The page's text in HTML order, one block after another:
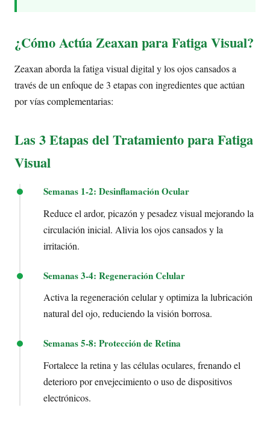
¿Cómo Actúa Zeaxan para Fatiga Visual?
Zeaxan aborda la fatiga visual digital y los ojos cansados a
través de un enfoque de 3 etapas con ingredientes que actúan
por vías complementarias:
Las 3 Etapas del Tratamiento para Fatiga
Visual
Semanas 1-2: Desinflamación Ocular
Reduce el ardor, picazón y pesadez visual mejorando la
circulación inicial. Alivia los ojos cansados y la
irritación.
Semanas 3-4: Regeneración Celular
Activa la regeneración celular y optimiza la lubricación
natural del ojo, reduciendo la visión borrosa.
Semanas 5-8: Protección de Retina
Fortalece la retina y las células oculares, frenando el
deterioro por envejecimiento o uso de dispositivos
electrónicos.